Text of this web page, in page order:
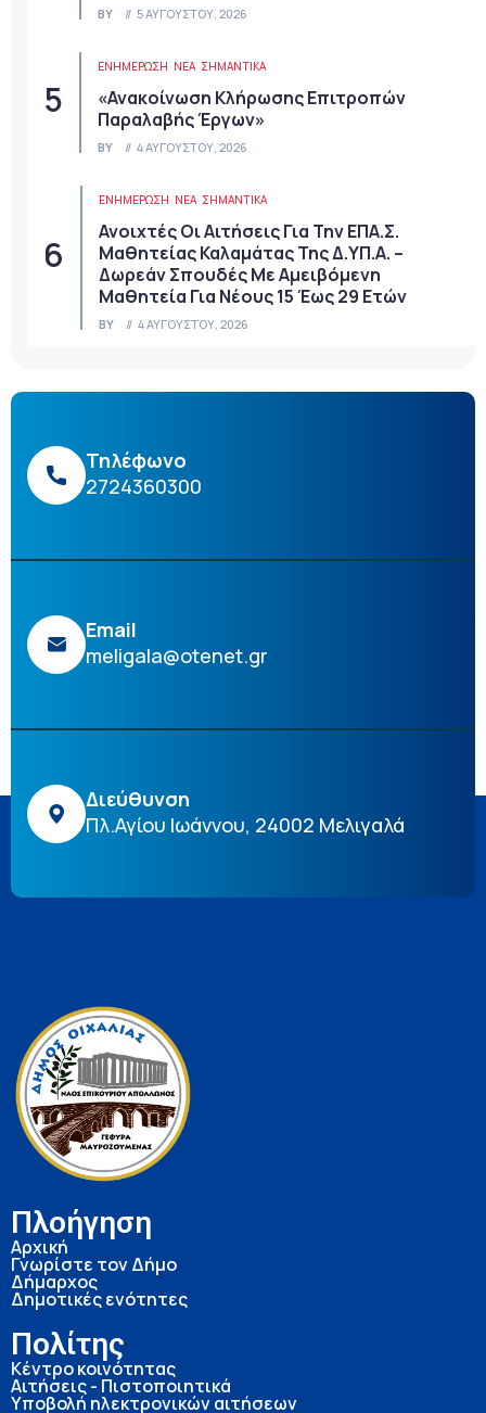
BY 5 ΑΥΓΟΎΣΤΟΥ, 2026
ΕΝΗΜΕΡΩΣΗ ΝΈΑ ΣΗΜΑΝΤΙΚΆ
«Ανακοίνωση Κλήρωσης Επιτροπών
Παραλαβής Έργων»
BY 4 ΑΥΓΟΎΣΤΟΥ, 2026
ΕΝΗΜΕΡΩΣΗ ΝΈΑ ΣΗΜΑΝΤΙΚΆ
Ανοιχτές Οι Αιτήσεις Για Την ΕΠΑ.Σ.
Μαθητείας Καλαμάτας Της Δ.ΥΠ.Α. –
Δωρεάν Σπουδές Με Αμειβόμενη
Μαθητεία Για Νέους 15 Έως 29 Ετών
BY 4 ΑΥΓΟΎΣΤΟΥ, 2026
Τηλέφωνο
2724360300
Email
meligala@otenet.gr
Διεύθυνση
Πλ.Αγίου Ιωάννου, 24002 Μελιγαλά
Πλοήγηση
Αρχική
Γνωρίστε τον Δήμο
Δήμαρχος
Δημοτικές ενότητες
Πολίτης
Κέντρο κοινότητας
Αιτήσεις - Πιστοποιητικά
Υποβολή ηλεκτρονικών αιτήσεων